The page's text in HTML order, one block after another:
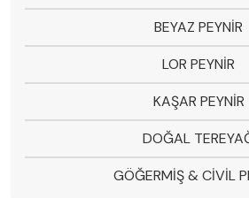
BEYAZ PEYNİR
LOR PEYNİR
KAŞAR PEYNİR
DOĞAL
GÖĞERMİŞ & CİVİL